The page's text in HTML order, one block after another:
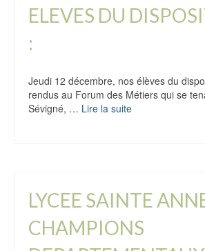
ELEVES DU
:
Jeudi 12 décembre, nos élèves du
rendus au Forum des Métiers qui se
Sévigné, … Lire la suite
LYCEE SAINTE
CHAMPIONS